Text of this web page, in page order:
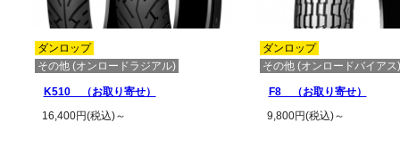
ダンロップ
その他 (オンロードラジアル)
K510 （お取り寄せ）
16,400円(税込)～
ダンロップ
その他 (オンロードバイアス)
F8 （お取り寄せ）
9,800円(税込)～